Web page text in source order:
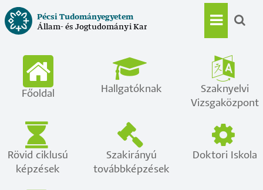
Ugrás
a
tartalomra
Pécsi Tudományegyetem
Állam- és Jogtudományi Kar
Main
Főoldal Hallgatóknak
Szaknyelvi
Vizsgaközpont
Rövid ciklusú
képzések
Szakirányú
továbbképzések
Doktori Iskola